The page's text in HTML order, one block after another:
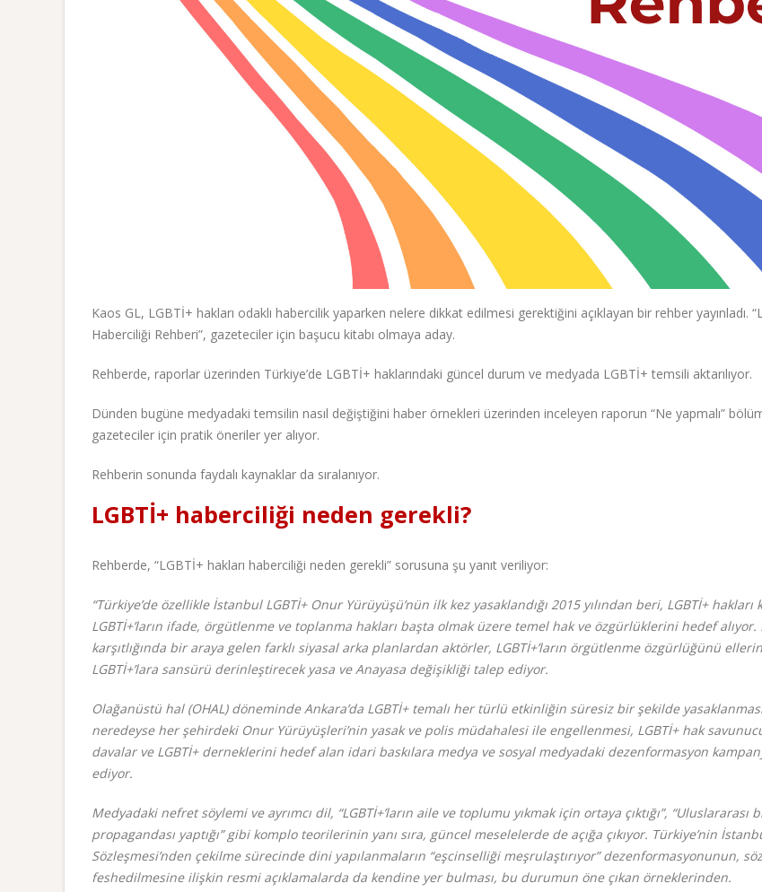
Kaos GL, LGBTİ+ hakları odaklı habercilik yaparken nelere dikkat edilmesi gerektiğini açıklayan bir rehber yayınladı.
Haberciliği Rehberi”, gazeteciler için başucu kitabı olmaya aday.
Rehberde, raporlar üzerinden Türkiye’de LGBTİ+ haklarındaki güncel durum ve medyada LGBTİ+ temsili aktarılıyor.
Dünden bugüne medyadaki temsilin nasıl değiştiğini haber örnekleri üzerinden inceleyen raporun “Ne yapmalı”
gazeteciler için pratik öneriler yer alıyor.
Rehberin sonunda faydalı kaynaklar da sıralanıyor.
LGBTİ+ haberciliği neden gerekli?
Rehberde, “LGBTİ+ hakları haberciliği neden gerekli” sorusuna şu yanıt veriliyor:
“Türkiye’de özellikle İstanbul LGBTİ+ Onur Yürüyüşü’nün ilk kez yasaklandığı 2015 yılından beri, LGBTİ+ hakları
LGBTİ+’ların ifade, örgütlenme ve toplanma hakları başta olmak üzere temel hak ve özgürlüklerini hedef alıyor.
karşıtlığında bir araya gelen farklı siyasal arka planlardan aktörler, LGBTİ+’ların örgütlenme özgürlüğünü
LGBTİ+’lara sansürü derinleştirecek yasa ve Anayasa değişikliği talep ediyor.
Olağanüstü hal (OHAL) döneminde Ankara’da LGBTİ+ temalı her türlü etkinliğin süresiz bir şekilde
neredeyse her şehirdeki Onur Yürüyüşleri’nin yasak ve polis müdahalesi ile engellenmesi, LGBTİ+ hak
davalar ve LGBTİ+ derneklerini hedef alan idari baskılara medya ve sosyal medyadaki dezenformasyon
ediyor.
Medyadaki nefret söylemi ve ayrımcı dil, “LGBTİ+’ların aile ve toplumu yıkmak için ortaya çıktığı”, “Uluslararası
propagandası yaptığı” gibi komplo teorilerinin yanı sıra, güncel meselelerde de açığa çıkıyor. Türkiye’nin
Sözleşmesi’nden çekilme sürecinde dini yapılanmaların “eşcinselliği meşrulaştırıyor” dezenformasyonunun,
feshedilmesine ilişkin resmi açıklamalarda da kendine yer bulması, bu durumun öne çıkan örneklerinden.